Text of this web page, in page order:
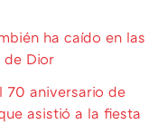
ha caído en las
de Dior
70 aniversario de
asistió a la fiesta